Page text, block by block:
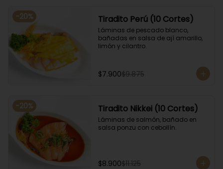
-20% Tiradito Perú (10 Cortes)
Láminas de pescado blanco,
bañadas en salsa de ají amarillo,
limón y cilantro.
$7.900$9.875
-20% Tiradito Nikkei (10 Cortes)
Láminas de salmón, bañado en
salsa ponzu con cebollín.
$8.900$11.125